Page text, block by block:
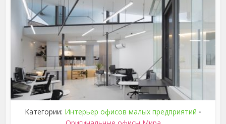
Категории: Интерьер офисов малых предприятий •